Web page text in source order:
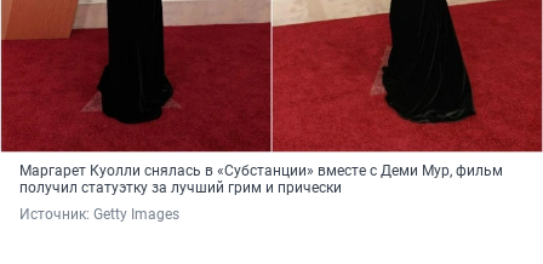
Маргарет Куолли снялась в «Субстанции» вместе с Деми Мур, фильм
получил статуэтку за лучший грим и прически
Источник: Getty Images